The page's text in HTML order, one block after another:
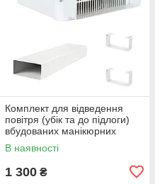
Комплект для відведення
повітря (убік та до підлоги)
вбудованих манікюрних
витяжок Teri Turbo / 800 (0,5
метра)
В наявності
1 300 ₴